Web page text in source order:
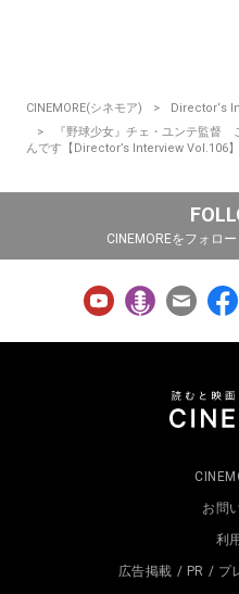
CINEMORE(シネモア)
Director‘s
『野球少女』チェ・ユンテ監督
んです【Director’s Interview Vol.106】
CINEMOREをフォロ
お問
利
広告掲載 / PR / プ